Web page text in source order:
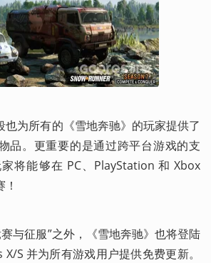
也为所有的《雪地奔驰》的玩家提供了
品。更重要的是通过跨平台游戏的支
将能够在 PC、PlayStation 和 Xbox
与征服”之外，《雪地奔驰》也将登陆
X/S 并为所有游戏用户提供免费更新。